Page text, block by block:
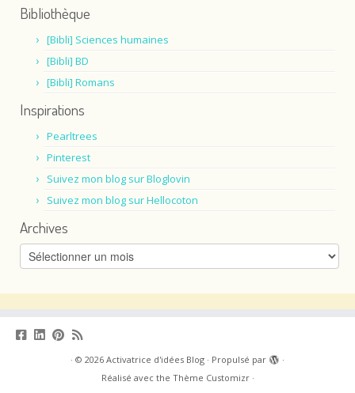
Bibliothèque
[Bibli] Sciences humaines
[Bibli] BD
[Bibli] Romans
Inspirations
Pearltrees
Pinterest
Suivez mon blog sur Bloglovin
Suivez mon blog sur Hellocoton
Archives
Archives
· © 2026 Activatrice d'idées Blog · Propulsé par
·
Réalisé avec the Thème Customizr·